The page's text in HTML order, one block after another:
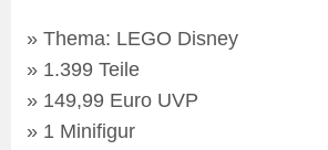
Thema: LEGO Disney
1.399 Teile
149,99 Euro UVP
1 Minifigur